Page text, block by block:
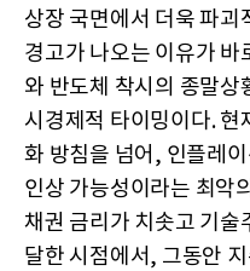
상장 국면에서 더욱 파괴
경고가 나오는 이유가 바
와 반도체 착시의 종말상
시경제적 타이밍이다. 현
화 방침을 넘어, 인플레
인상 가능성이라는 최악
채권 금리가 치솟고 기술
달한 시점에서, 그동안